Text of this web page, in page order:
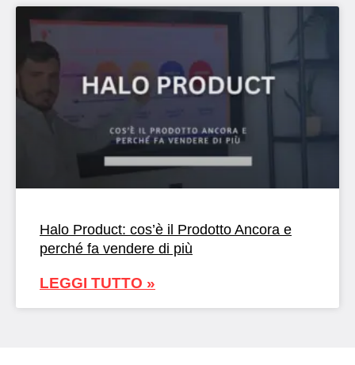
Halo Product: cos’è il Prodotto Ancora e
perché fa vendere di più
LEGGI TUTTO »